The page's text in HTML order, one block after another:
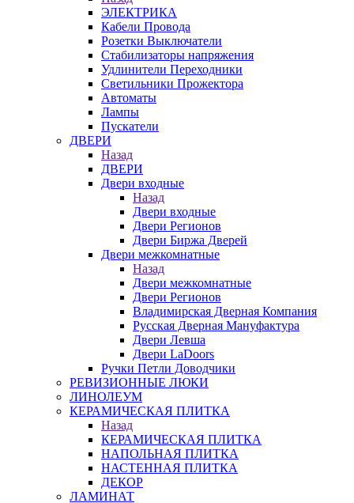
ЭЛЕКТРИКА
Кабели Провода
Розетки Выключатели
Стабилизаторы напряжения
Удлинители Переходники
Светильники Прожектора
Автоматы
Лампы
Пускатели
ДВЕРИ
Назад
ДВЕРИ
Двери входные
Назад
Двери входные
Двери Регионов
Двери Биржа Дверей
Двери межкомнатные
Назад
Двери межкомнатные
Двери Регионов
Владимирская Дверная Компания
Русская Дверная Мануфактура
Двери Левша
Двери LaDoors
Ручки Петли Доводчики
РЕВИЗИОННЫЕ ЛЮКИ
ЛИНОЛЕУМ
КЕРАМИЧЕСКАЯ ПЛИТКА
Назад
КЕРАМИЧЕСКАЯ ПЛИТКА
НАПОЛЬНАЯ ПЛИТКА
НАСТЕННАЯ ПЛИТКА
ДЕКОР
ЛАМИНАТ